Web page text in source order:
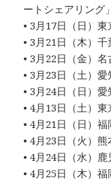
ートシェアリング
• 3月17日（日）
• 3月21日（木）
• 3月22日（金）名
• 3月23日（土）
• 3月24日（日）愛
• 4月13日（土）
• 4月21日（日）福
• 4月23日（火）
• 4月24日（水）鹿
• 4月25日（木）